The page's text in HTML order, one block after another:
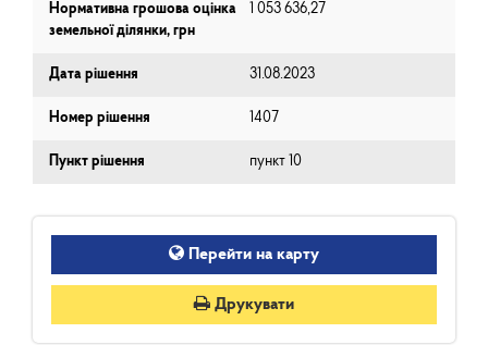
Нормативна грошова оцінка
земельної ділянки, грн
1 053 636,27
Дата рішення 31.08.2023
Номер рішення 1407
Пункт рішення пункт 10
Перейти на карту
Друкувати